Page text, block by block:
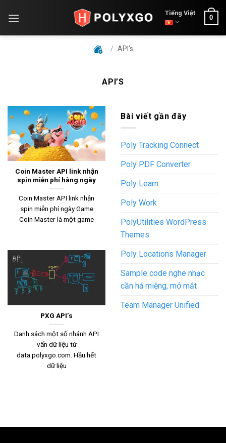
Tiếng Việt
0
/ API’s
API’S
Coin Master API link nhận
spin miễn phí hàng ngày
Coin Master API link nhận
spin miễn phí ngày Game
Coin Master là một game
PXG API’s
Danh sách một số nhánh API
vấn dữ liệu từ
data.polyxgo.com. Hầu hết
dữ liệu
Bài viết gần đây
Poly Tracking Connect
Poly PDF Converter
Poly Learn
Poly Work
PolyUtilities WordPress
Themes
Poly Locations Manager
Sample code nghe nhạc
cần há miệng, mở mắt
Team Manager Unified